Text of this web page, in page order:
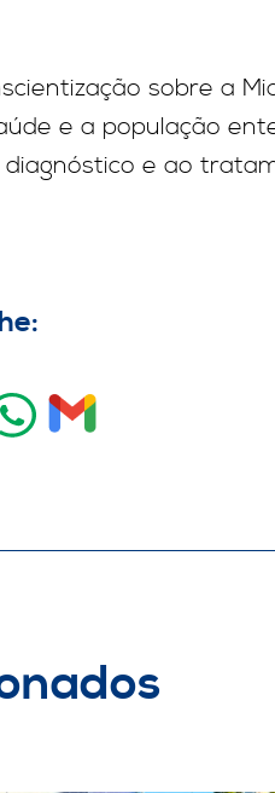
sobre a
e a população
e ao